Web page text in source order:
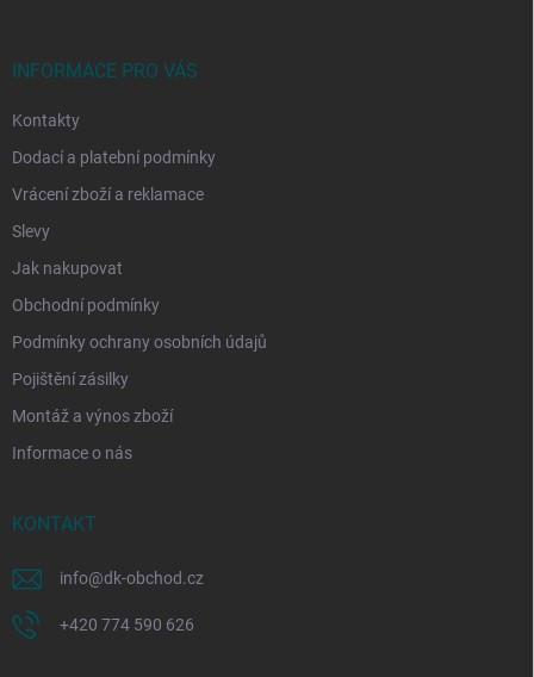
INFORMACE PRO VÁS
Kontakty
Dodací a platební podmínky
Vrácení zboží a reklamace
Slevy
Jak nakupovat
Obchodní podmínky
Podmínky ochrany osobních údajů
Pojištění zásilky
Montáž a výnos zboží
Informace o nás
KONTAKT
info@dk-obchod.cz
+420 774 590 626